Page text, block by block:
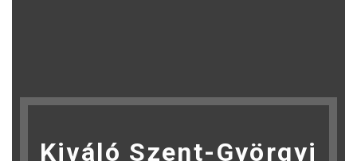
Kiváló Szent-Györgyi